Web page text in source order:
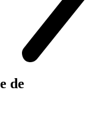
de